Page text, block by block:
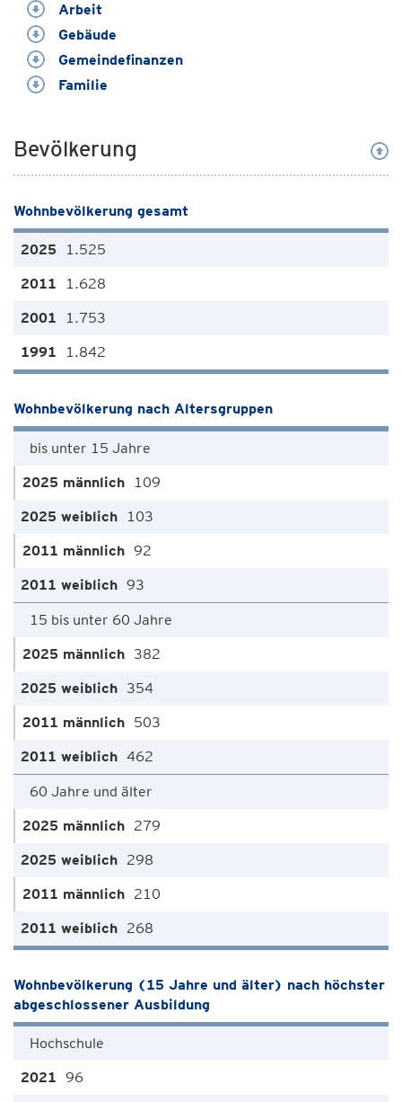
Arbeit
Gebäude
Gemeindefinanzen
Familie
Bevölkerung
Wohnbevölkerung gesamt
1.525
1.628
1.753
1.842
Wohnbevölkerung nach Altersgruppen
bis unter 15 Jahre
109
103
92
93
15 bis unter 60 Jahre
382
354
503
462
60 Jahre und älter
279
298
210
268
Wohnbevölkerung (15 Jahre und älter) nach höchster
abgeschlossener Ausbildung
Hochschule
96